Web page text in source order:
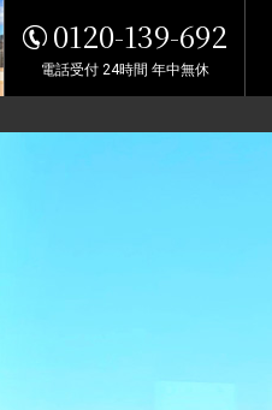
0120-139-692
電話受付 24時間 年中無休